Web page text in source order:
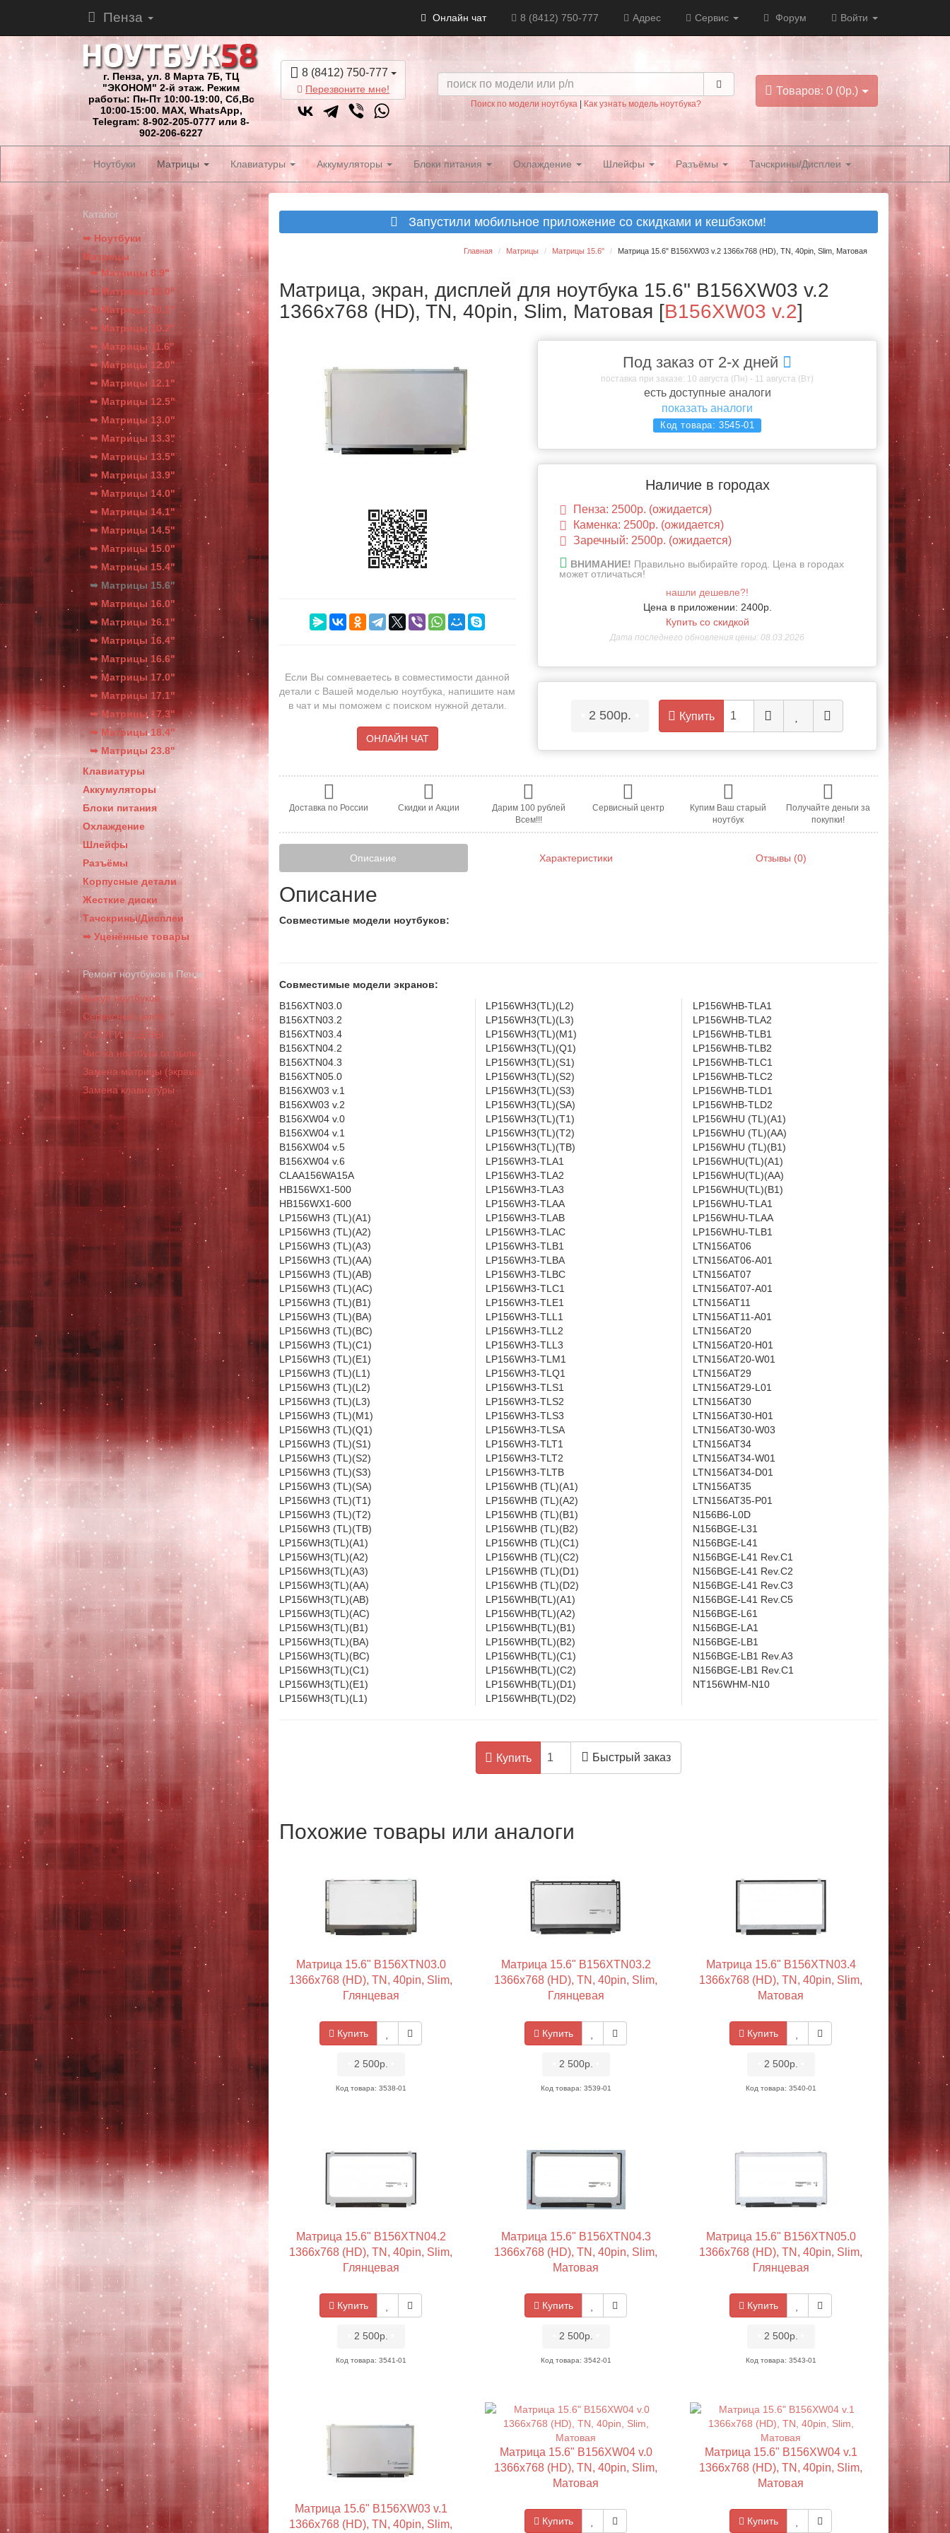
Пенза Онлайн чат 8 (8412) 750-777 Адрес Сервис Форум Войти
г. Пенза, ул. 8 Марта 7Б, ТЦ
"ЭКОНОМ" 2-й этаж. Режим
работы: Пн-Пт 10:00-19:00, Сб,Вс
10:00-15:00. MAX, WhatsApp,
Telegram: 8-902-205-0777 или 8-
902-206-6227
8 (8412) 750-777
Перезвоните мне!
Поиск по модели ноутбука Как узнать модель ноутбука?
Товаров: 0 (0р.)
Ноутбуки Матрицы Клавиатуры Аккумуляторы Блоки питания Охлаждение Шлейфы Разъёмы Тачскрины/Дисплеи
Каталог
➥ Ноутбуки
Матрицы
➥ Матрицы 8.9"
➥ Матрицы 10.0"
➥ Матрицы 10.1"
➥ Матрицы 10.2"
➥ Матрицы 11.6"
➥ Матрицы 12.0"
➥ Матрицы 12.1"
➥ Матрицы 12.5"
➥ Матрицы 13.0"
➥ Матрицы 13.3"
➥ Матрицы 13.5"
➥ Матрицы 13.9"
➥ Матрицы 14.0"
➥ Матрицы 14.1"
➥ Матрицы 14.5"
➥ Матрицы 15.0"
➥ Матрицы 15.4"
➥ Матрицы 15.6"
➥ Матрицы 16.0"
➥ Матрицы 16.1"
➥ Матрицы 16.4"
➥ Матрицы 16.6"
➥ Матрицы 17.0"
➥ Матрицы 17.1"
➥ Матрицы 17.3"
➥ Матрицы 18.4"
➥ Матрицы 23.8"
Клавиатуры
Аккумуляторы
Блоки питания
Охлаждение
Шлейфы
Разъёмы
Корпусные детали
Жесткие диски
Тачскрины/Дисплеи
➥ Уценённые товары
Ремонт ноутбуков в Пензе
Выкуп ноутбуков
Сервисный центр
УСЛУГИ И ЦЕНЫ
Чистка ноутбука от пыли
Замена матрицы (экрана)
Замена клавиатуры
Запустили мобильное приложение со скидками и кешбэком!
Главная Матрицы Матрицы 15.6" Матрица 15.6" B156XW03 v.2 1366x768 (HD), TN, 40pin, Slim, Матовая
Матрица, экран, дисплей для ноутбука 15.6" B156XW03 v.2
1366x768 (HD), TN, 40pin, Slim, Матовая [B156XW03 v.2]
Если Вы сомневаетесь в совместимости данной
детали с Вашей моделью ноутбука, напишите нам
в чат и мы поможем с поиском нужной детали.
ОНЛАЙН ЧАТ
Под заказ от 2-х дней
поставка при заказе: 10 августа (Пн) - 11 августа (Вт)
есть доступные аналоги
показать аналоги
Код товара:3545-01
Наличие в городах
Пенза: 2500р. (ожидается)
Каменка: 2500р. (ожидается)
Заречный: 2500р. (ожидается)
ВНИМАНИЕ! Правильно выбирайте город. Цена в городах
может отличаться!
нашли дешевле?!
Цена в приложении: 2400р.
Купить со скидкой
Дата последнего обновления цены: 08.03.2026
2 500р. Купить
Доставка по России Скидки и Акции
Дарим 100 рублей
Всем!!!
Сервисный центр
Купим Ваш старый
ноутбук
Получайте деньги за
покупки!
Описание Характеристики Отзывы (0)
Описание
Совместимые модели ноутбуков:
Совместимые модели экранов:
B156XTN03.0
B156XTN03.2
B156XTN03.4
B156XTN04.2
B156XTN04.3
B156XTN05.0
B156XW03 v.1
B156XW03 v.2
B156XW04 v.0
B156XW04 v.1
B156XW04 v.5
B156XW04 v.6
CLAA156WA15A
HB156WX1-500
HB156WX1-600
LP156WH3 (TL)(A1)
LP156WH3 (TL)(A2)
LP156WH3 (TL)(A3)
LP156WH3 (TL)(AA)
LP156WH3 (TL)(AB)
LP156WH3 (TL)(AC)
LP156WH3 (TL)(B1)
LP156WH3 (TL)(BA)
LP156WH3 (TL)(BC)
LP156WH3 (TL)(C1)
LP156WH3 (TL)(E1)
LP156WH3 (TL)(L1)
LP156WH3 (TL)(L2)
LP156WH3 (TL)(L3)
LP156WH3 (TL)(M1)
LP156WH3 (TL)(Q1)
LP156WH3 (TL)(S1)
LP156WH3 (TL)(S2)
LP156WH3 (TL)(S3)
LP156WH3 (TL)(SA)
LP156WH3 (TL)(T1)
LP156WH3 (TL)(T2)
LP156WH3 (TL)(TB)
LP156WH3(TL)(A1)
LP156WH3(TL)(A2)
LP156WH3(TL)(A3)
LP156WH3(TL)(AA)
LP156WH3(TL)(AB)
LP156WH3(TL)(AC)
LP156WH3(TL)(B1)
LP156WH3(TL)(BA)
LP156WH3(TL)(BC)
LP156WH3(TL)(C1)
LP156WH3(TL)(E1)
LP156WH3(TL)(L1)
LP156WH3(TL)(L2)
LP156WH3(TL)(L3)
LP156WH3(TL)(M1)
LP156WH3(TL)(Q1)
LP156WH3(TL)(S1)
LP156WH3(TL)(S2)
LP156WH3(TL)(S3)
LP156WH3(TL)(SA)
LP156WH3(TL)(T1)
LP156WH3(TL)(T2)
LP156WH3(TL)(TB)
LP156WH3-TLA1
LP156WH3-TLA2
LP156WH3-TLA3
LP156WH3-TLAA
LP156WH3-TLAB
LP156WH3-TLAC
LP156WH3-TLB1
LP156WH3-TLBA
LP156WH3-TLBC
LP156WH3-TLC1
LP156WH3-TLE1
LP156WH3-TLL1
LP156WH3-TLL2
LP156WH3-TLL3
LP156WH3-TLM1
LP156WH3-TLQ1
LP156WH3-TLS1
LP156WH3-TLS2
LP156WH3-TLS3
LP156WH3-TLSA
LP156WH3-TLT1
LP156WH3-TLT2
LP156WH3-TLTB
LP156WHB (TL)(A1)
LP156WHB (TL)(A2)
LP156WHB (TL)(B1)
LP156WHB (TL)(B2)
LP156WHB (TL)(C1)
LP156WHB (TL)(C2)
LP156WHB (TL)(D1)
LP156WHB (TL)(D2)
LP156WHB(TL)(A1)
LP156WHB(TL)(A2)
LP156WHB(TL)(B1)
LP156WHB(TL)(B2)
LP156WHB(TL)(C1)
LP156WHB(TL)(C2)
LP156WHB(TL)(D1)
LP156WHB(TL)(D2)
LP156WHB-TLA1
LP156WHB-TLA2
LP156WHB-TLB1
LP156WHB-TLB2
LP156WHB-TLC1
LP156WHB-TLC2
LP156WHB-TLD1
LP156WHB-TLD2
LP156WHU (TL)(A1)
LP156WHU (TL)(AA)
LP156WHU (TL)(B1)
LP156WHU(TL)(A1)
LP156WHU(TL)(AA)
LP156WHU(TL)(B1)
LP156WHU-TLA1
LP156WHU-TLAA
LP156WHU-TLB1
LTN156AT06
LTN156AT06-A01
LTN156AT07
LTN156AT07-A01
LTN156AT11
LTN156AT11-A01
LTN156AT20
LTN156AT20-H01
LTN156AT20-W01
LTN156AT29
LTN156AT29-L01
LTN156AT30
LTN156AT30-H01
LTN156AT30-W03
LTN156AT34
LTN156AT34-W01
LTN156AT34-D01
LTN156AT35
LTN156AT35-P01
N156B6-L0D
N156BGE-L31
N156BGE-L41
N156BGE-L41 Rev.C1
N156BGE-L41 Rev.C2
N156BGE-L41 Rev.C3
N156BGE-L41 Rev.C5
N156BGE-L61
N156BGE-LA1
N156BGE-LB1
N156BGE-LB1 Rev.A3
N156BGE-LB1 Rev.C1
NT156WHM-N10
Купить Быстрый заказ
Похожие товары или аналоги
Матрица 15.6" B156XTN03.0
1366x768 (HD), TN, 40pin, Slim,
Глянцевая
Купить
2 500р.
Код товара: 3538-01
Матрица 15.6" B156XTN03.2
1366x768 (HD), TN, 40pin, Slim,
Глянцевая
Купить
2 500р.
Код товара: 3539-01
Матрица 15.6" B156XTN03.4
1366x768 (HD), TN, 40pin, Slim,
Матовая
Купить
2 500р.
Код товара: 3540-01
Матрица 15.6" B156XTN04.2
1366x768 (HD), TN, 40pin, Slim,
Глянцевая
Купить
2 500р.
Код товара: 3541-01
Матрица 15.6" B156XTN04.3
1366x768 (HD), TN, 40pin, Slim,
Матовая
Купить
2 500р.
Код товара: 3542-01
Матрица 15.6" B156XTN05.0
1366x768 (HD), TN, 40pin, Slim,
Глянцевая
Купить
2 500р.
Код товара: 3543-01
Матрица 15.6" B156XW03 v.1
1366x768 (HD), TN, 40pin, Slim,
Матрица 15.6" B156XW04 v.0
1366x768 (HD), TN, 40pin, Slim,
Матовая
Купить
Матрица 15.6" B156XW04 v.1
1366x768 (HD), TN, 40pin, Slim,
Матовая
Купить